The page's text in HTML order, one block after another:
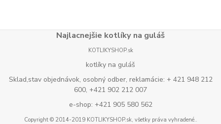
Najlacnejšie kotlíky na guláš
KOTLIKYSHOP.sk
kotlíky na guláš
Sklad,stav objednávok, osobný odber, reklamácie: + 421 948 212
600, +421 902 212 007
e-shop: +421 905 580 562
Copyright © 2014-2019 KOTLIKYSHOP.sk, všetky práva vyhradené..